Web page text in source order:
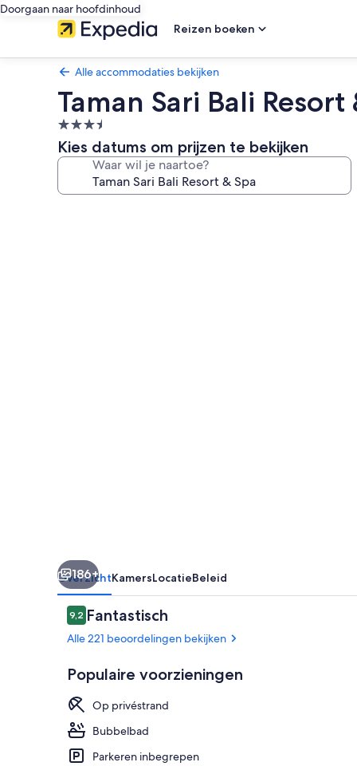
Doorgaan naar hoofdinhoud
Reizen boeken
Alle accommodaties bekijken
Taman Sari Bali Resort
3.5-
sterrenaccommodatie
Kies datums om prijzen te bekijken
Waar wil je naartoe?
186+
OverzichtKamersLocatieBeleid
Beoordelingen
9,29,2 op 10 –
Fantastisch
Alle 221 beoordelingen bekijken
Populaire voorzieningen
Op privéstrand
Bubbelbad
Parkeren inbegrepen